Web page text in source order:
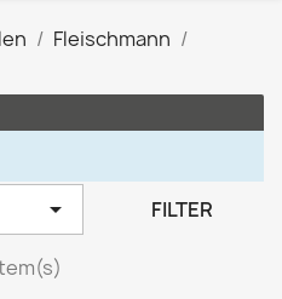
Fleischmann
 FILTER